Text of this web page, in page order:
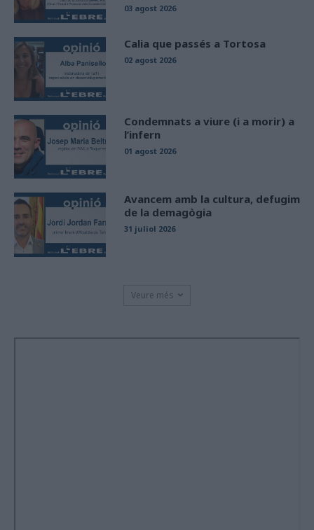
03 agost 2026
Calia que passés a Tortosa
02 agost 2026
Condemnats a viure (i a morir) a
l’infern
01 agost 2026
Avancem amb la cultura, defugim
de la demagògia
31 juliol 2026
Veure més